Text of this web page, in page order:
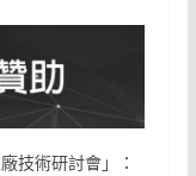
技術研討會」：